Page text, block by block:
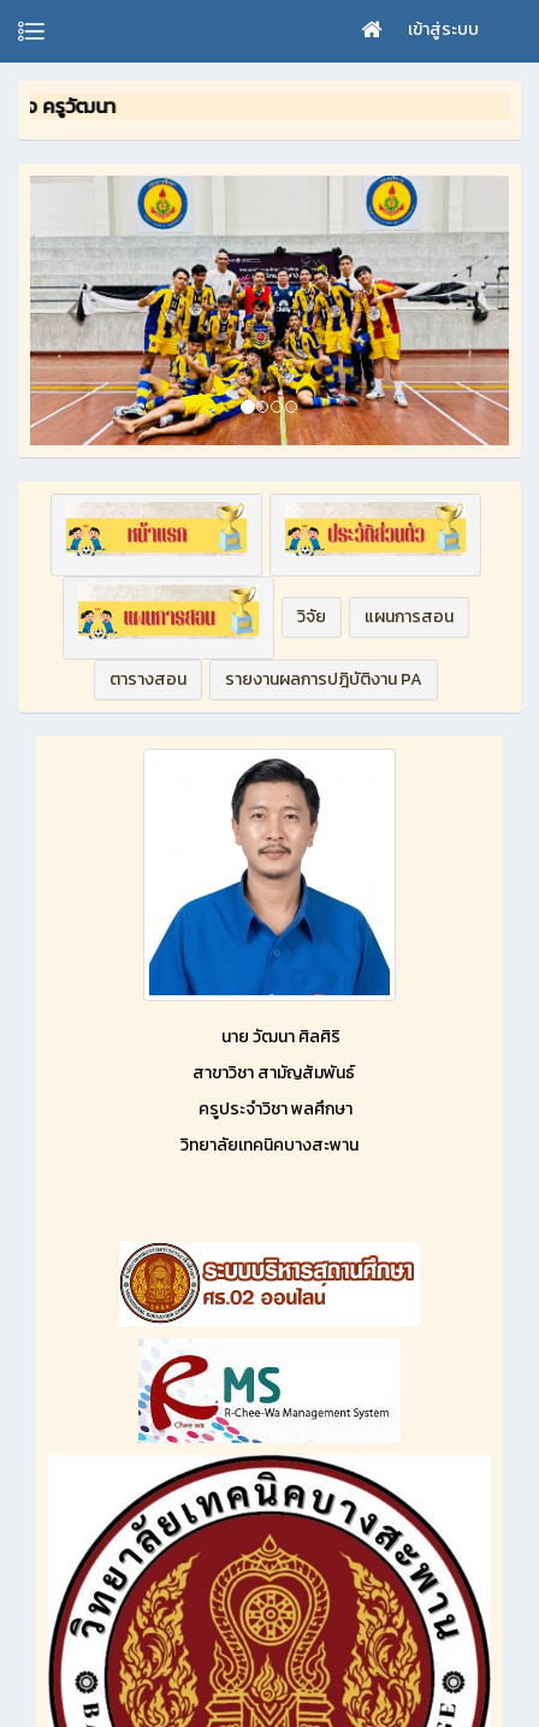
เข้าสู่ระบบ
รูวัฒนา
วิจัย แผนการสอน
ตารางสอน รายงานผลการปฎิบัติงาน PA
นาย วัฒนา ศิลศิริ
สาขาวิชา สามัญสัมพันธ์
ครูประจำวิชา พลศึกษา
วิทยาลัยเทคนิคบางสะพาน